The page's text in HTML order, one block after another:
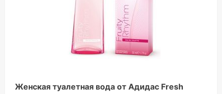
Женская туалетная вода от Адидас Fresh